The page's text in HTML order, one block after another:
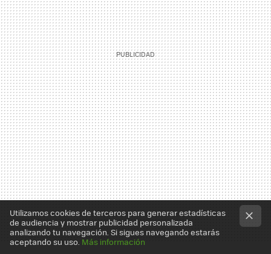
Utilizamos cookies de terceros para generar estadísticas
de audiencia y mostrar publicidad personalizada
analizando tu navegación. Si sigues navegando estarás
aceptando su uso. Más información